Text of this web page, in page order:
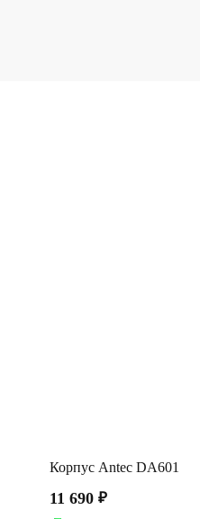
Корпус Antec DA601
11 690 ₽